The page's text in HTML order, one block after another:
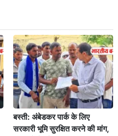
बस्ती: अंबेडकर पार्क के लिए
सरकारी भूमि सुरक्षित करने की मांग,